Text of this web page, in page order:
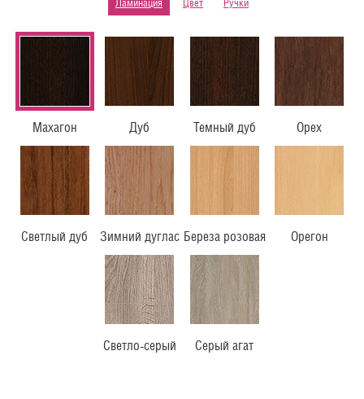
Ламинация Цвет Ручки
Махагон Дуб Темный дуб Орех
Светлый дуб Зимний дуглас Береза розовая Орегон
Светло-серый Серый агат